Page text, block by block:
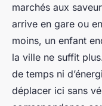
marchés aux
arrive en gare ou
moins, un enfant
la ville ne suffit
de temps ni
déplacer ici sans